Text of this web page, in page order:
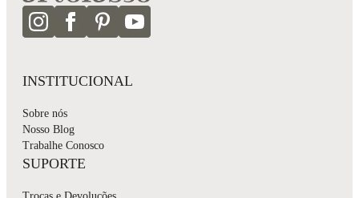
INSTITUCIONAL
Sobre nós
Nosso Blog
Trabalhe Conosco
SUPORTE